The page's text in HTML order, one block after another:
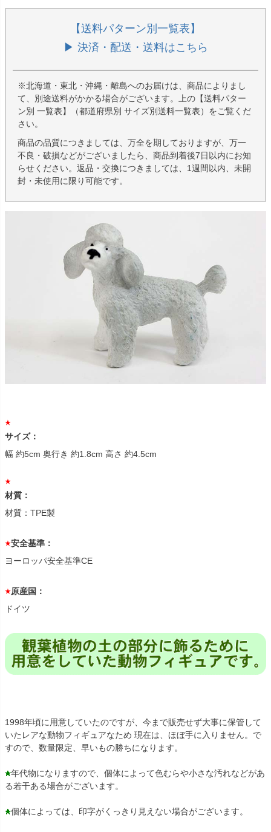
【送料パターン別一覧表】
▶ 決済・配送・送料はこちら
※北海道・東北・沖縄・離島へのお届けは、商品によりまし
て、別途送料がかかる場合がございます。上の【送料パター
ン別 一覧表】（都道府県別 サイズ別送料一覧表）をご覧くだ
さい。
商品の品質につきましては、万全を期しておりますが、万一
不良・破損などがございましたら、商品到着後7日以内にお知
らせください。返品・交換につきましては、1週間以内、未開
封・未使用に限り可能です。
サイズ：
幅 約5cm 奥行き 約1.8cm 高さ 約4.5cm
材質：
材質：TPE製
安全基準：
ヨーロッパ安全基準CE
原産国：
ドイツ
1998年頃に用意していたのですが、今まで販売せず大事に保管して
いたレアな動物フィギュアなため 現在は、ほぼ手に入りません。で
すので、数量限定、早いもの勝ちになります。
年代物になりますので、個体によって色むらや小さな汚れなどがあ
る若干ある場合がございます。
個体によっては、印字がくっきり見えない場合がございます。